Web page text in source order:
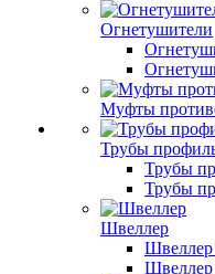
Огнетушители
Муфты
Трубы
Трубы
Трубы
Швеллер